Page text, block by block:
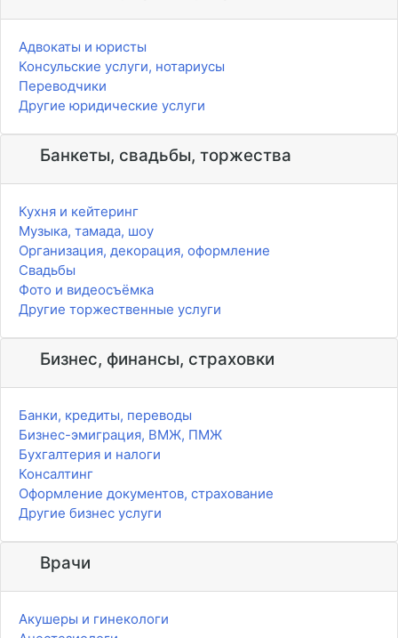
Адвокаты и юристы
Консульские услуги, нотариусы
Переводчики
Другие юридические услуги
Банкеты, свадьбы, торжества
Кухня и кейтеринг
Музыка, тамада, шоу
Организация, декорация, оформление
Свадьбы
Фото и видеосъёмка
Другие торжественные услуги
Бизнес, финансы, страховки
Банки, кредиты, переводы
Бизнес-эмиграция, ВМЖ, ПМЖ
Бухгалтерия и налоги
Консалтинг
Оформление документов, страхование
Другие бизнес услуги
Врачи
Акушеры и гинекологи